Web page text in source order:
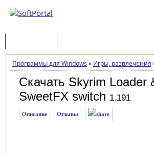
Программы для Windows » Игры, развлечения
Скачать Skyrim Loader
SweetFX switch 1.191
Описание Отзывы